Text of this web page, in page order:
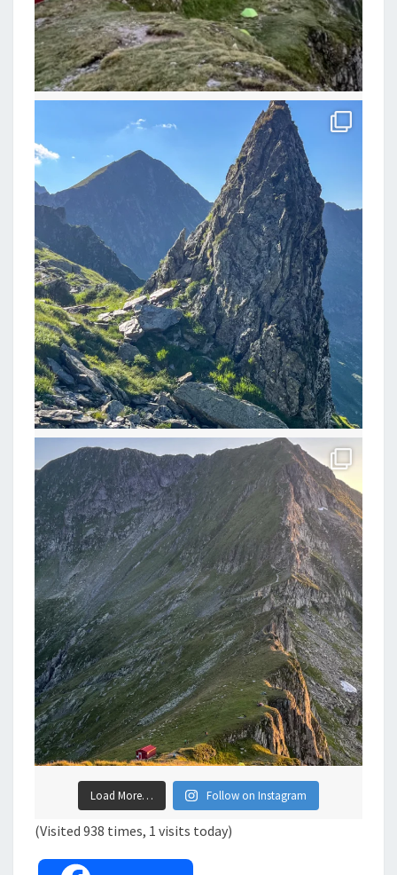
Load More… Follow on Instagram
(Visited 938 times, 1 visits today)